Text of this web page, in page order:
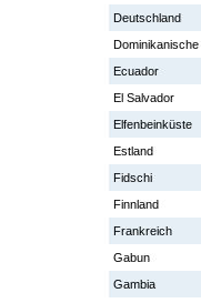
Deutschland
Ecuador
El Salvador
Elfenbeinküste
Estland
Fidschi
Finnland
Frankreich
Gabun
Gambia